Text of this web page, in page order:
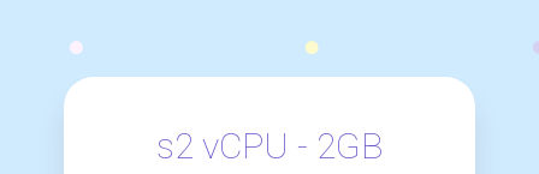
s2 vCPU - 2GB